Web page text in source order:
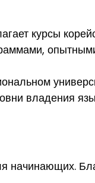
курсы
владения
начинающих.